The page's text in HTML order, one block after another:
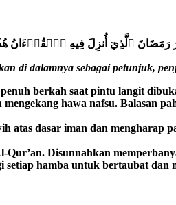
ٱلَّذِيٓ أُنزِلَ فِيهِ ٱ لۡقُرۡءَانُ
di dalamnya sebagai petunjuk,
berkah saat pintu langit
hawa nafsu. Balasan
atas dasar iman dan mengharap
Disunnahkan
setiap hamba untuk bertaubat